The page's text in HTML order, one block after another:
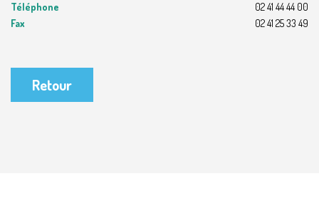
Téléphone
02 41 44 44 00
Fax
02 41 25 33 49
Retour